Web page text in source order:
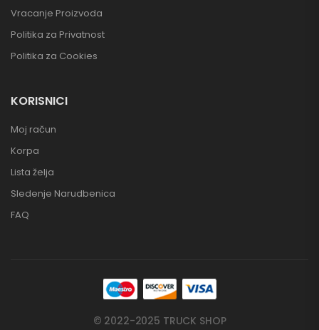
Vracanje Proizvoda
Politika za Privatnost
Politika za Cookies
KORISNICI
Moj račun
Korpa
Lista želja
Sledenje Narudbenica
FAQ
© 2022-2025 TRUCK SHOP